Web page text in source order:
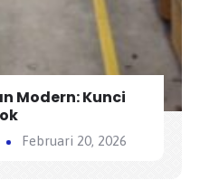
Modern: Kunci
Februari 20, 2026